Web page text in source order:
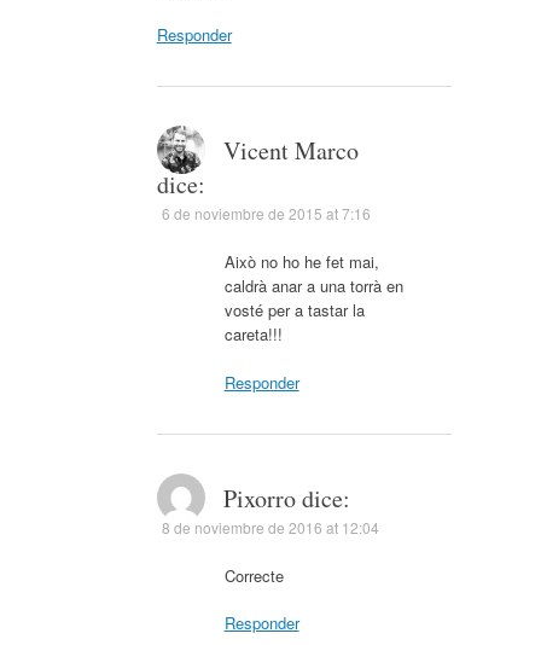
Responder
Vicent Marco
dice:
6 de noviembre de 2015 at 7:16
Això no ho he fet mai,
caldrà anar a una torrà en
vosté per a tastar la
careta!!!
Responder
Pixorro dice:
8 de noviembre de 2016 at 12:04
Correcte
Responder